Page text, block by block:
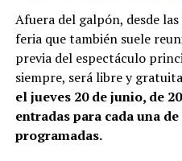
Afuera del galpón, desde
feria que también suele
previa del espectáculo
siempre, será libre y
el jueves 20 de junio, de
entradas para cada una
programadas.